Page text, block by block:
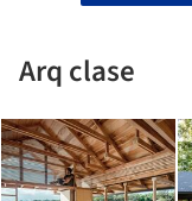
Arq clase